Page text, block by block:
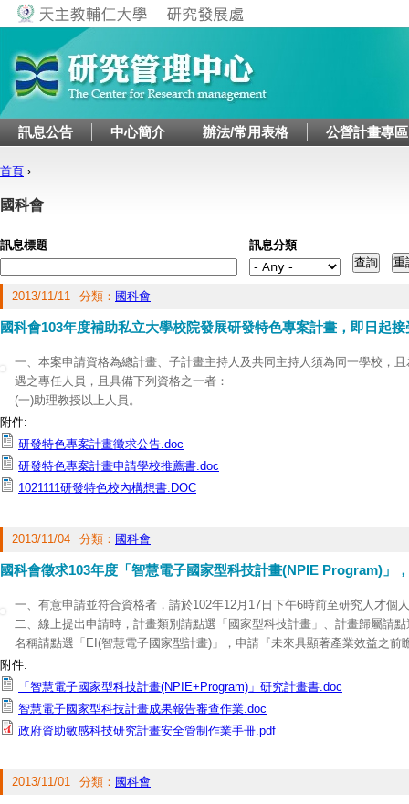
Jump to navigation
訊息公告 中心簡介 辦法/常用表格 公營計畫專區
您在這裡
首頁 ›
國科會
訊息標題 訊息分類
2013/11/11 分類： 國科會
國科會103年度補助私立大學校院發展研發特色專案計畫，即日起
一、本案申請資格為總計畫、子計畫主持人及共同主持人須為同一學校，
遇之專任人員，且具備下列資格之一者：
(一)助理教授以上人員。
(二)擔任講師職務滿四年，並有著作發表於國內外著名學術期刊或專利技術
(三)具博士學位且受聘為助理研究員以上或相當資格之專任研究人員。
(四)附屬醫院中擔任主治醫師滿二年或獲碩士學位從事專任研究工作滿四年
二、依國科會規定，本案每校申請件數至多二件，並須排列優先順序。有
請申請人線上提出申請案。
附件:
研發特色專案計畫徵求公告.doc
研發特色專案計畫申請學校推薦書.doc
1021111研發特色校內構想書.DOC
2013/11/04 分類： 國科會
國科會徵求103年度「智慧電子國家型科技計畫(NPIE Program)」
一、有意申請並符合資格者，請於102年12月17日下午6時前至研究人才個
二、線上提出申請時，計畫類別請點選「國家型科技計畫」、計畫歸屬請
名稱請點選「EI(智慧電子國家型計畫)」，申請『未來具顯著產業效益之前
類，子學門代碼請勾選E1902(整合型學術研究計畫)，申請『已具雛型之前
專案計畫』類，子學門代碼請勾選E1904(產業化深耕與落實專案計畫)，並
申請方式。
本中心彙辦。
附件:
「智慧電子國家型科技計畫(NPIE+Program)」研究計畫書.doc
智慧電子國家型科技計畫成果報告審查作業.doc
政府資助敏感科技研究計畫安全管制作業手冊.pdf
2013/11/01 分類： 國科會